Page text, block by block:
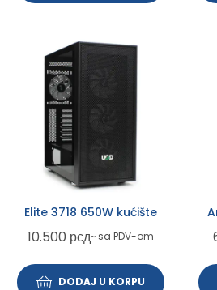
Elite 3718 650W kućište
10.500 рсд~ sa PDV-om
DODAJ U KORPU